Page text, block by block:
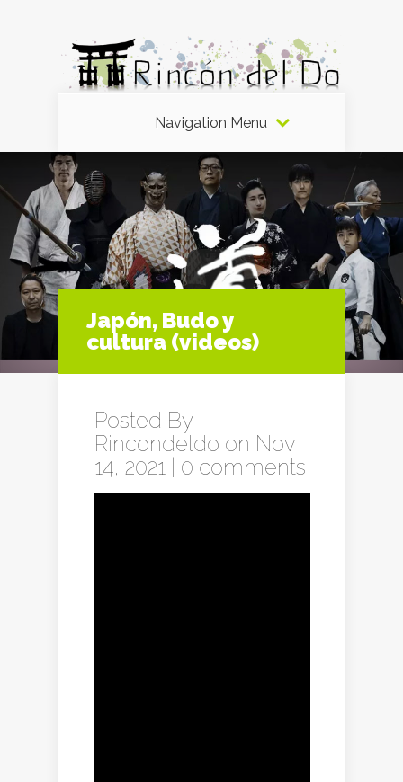
Navigation Menu
Japón, Budo y
cultura (videos)
Posted By
Rincondeldo on Nov
14, 2021 | 0 comments